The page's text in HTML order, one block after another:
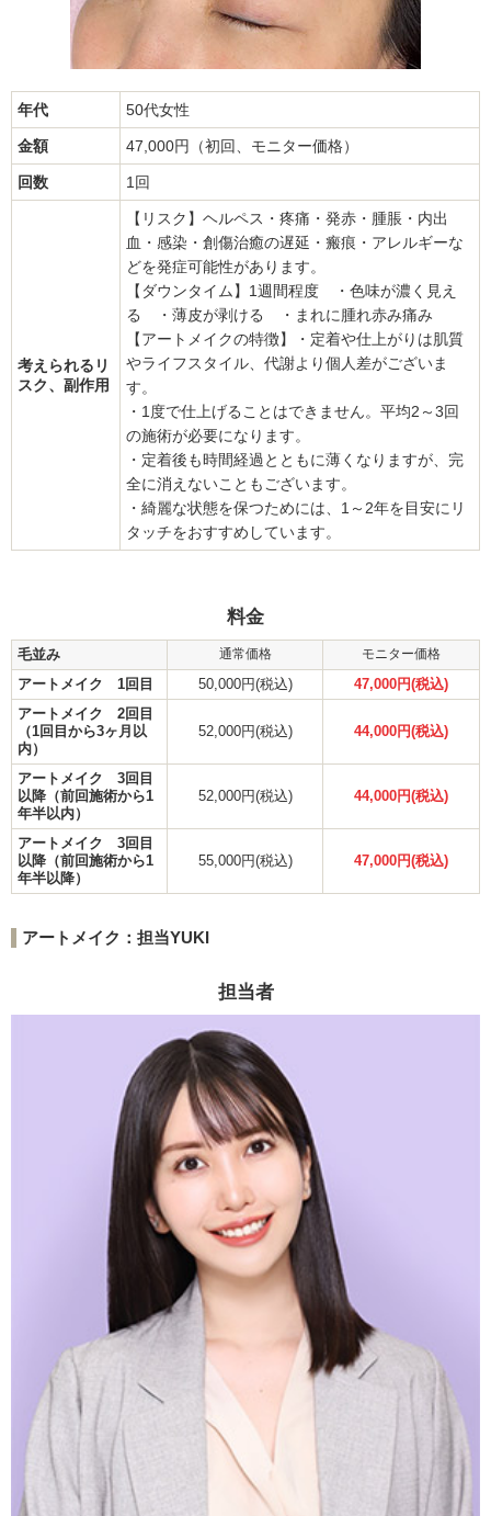
年代 50代女性
金額 47,000円（初回、モニター価格）
回数 1回
考えられるリ
スク、副作用
【リスク】ヘルペス・疼痛・発赤・腫脹・内出
血・感染・創傷治癒の遅延・瘢痕・アレルギーな
どを発症可能性があります。
【ダウンタイム】1週間程度 ・色味が濃く見え
る ・薄皮が剥ける ・まれに腫れ赤み痛み
【アートメイクの特徴】・定着や仕上がりは肌質
やライフスタイル、代謝より個人差がございま
す。
・1度で仕上げることはできません。平均2～3回
の施術が必要になります。
・定着後も時間経過とともに薄くなりますが、完
全に消えないこともございます。
・綺麗な状態を保つためには、1～2年を目安にリ
タッチをおすすめしています。
料金
毛並み 通常価格 モニター価格
アートメイク 1回目 50,000円(税込)
47,000円(税込)
アートメイク 2回目
（1回目から3ヶ月以
内）
52,000円(税込) 44,000円(税込)
アートメイク 3回目
以降（前回施術から1
年半以内）
52,000円(税込) 44,000円(税込)
アートメイク 3回目
以降（前回施術から1
年半以降）
55,000円(税込) 47,000円(税込)
アートメイク：担当YUKI
担当者